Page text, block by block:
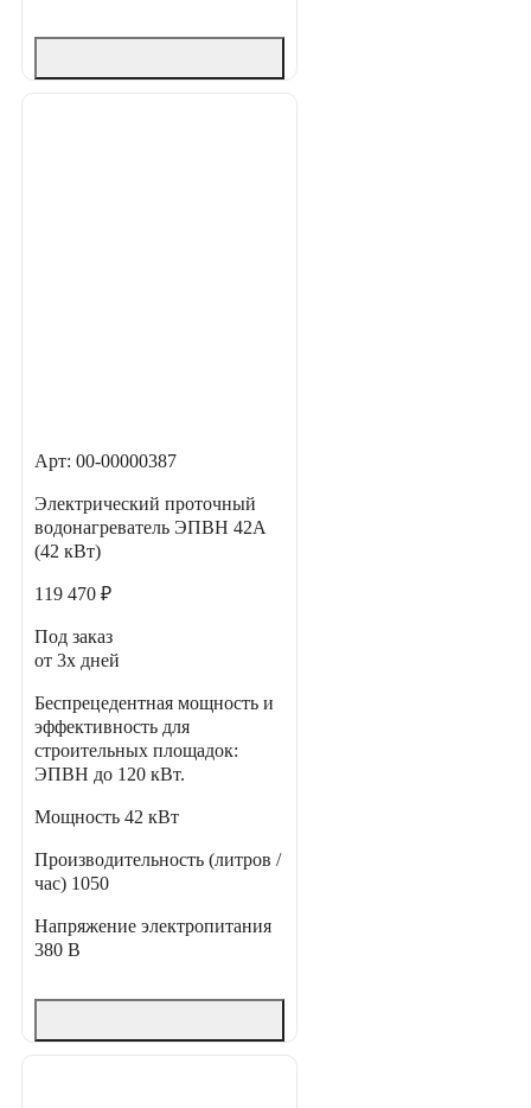
Арт: 00-00000387
Электрический проточный
водонагреватель ЭПВН 42А
(42 кВт)
119 470 ₽
Под заказ
от 3х дней
Беспрецедентная мощность и
эффективность для
строительных площадок:
ЭПВН до 120 кВт.
Мощность 42 кВт
Производительность (литров /
час) 1050
Напряжение электропитания
380 В